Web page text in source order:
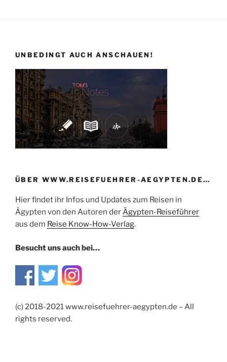
UNBEDINGT AUCH ANSCHAUEN!
ÜBER WWW.REISEFUEHRER-AEGYPTEN.DE…
Hier findet ihr Infos und Updates zum Reisen in
Ägypten von den Autoren derÄgypten-Reiseführer
aus dem Reise Know-How-Verlag.
Besucht uns auch bei…
(c) 2018-2021 www.reisefuehrer-aegypten.de – All
rights reserved.